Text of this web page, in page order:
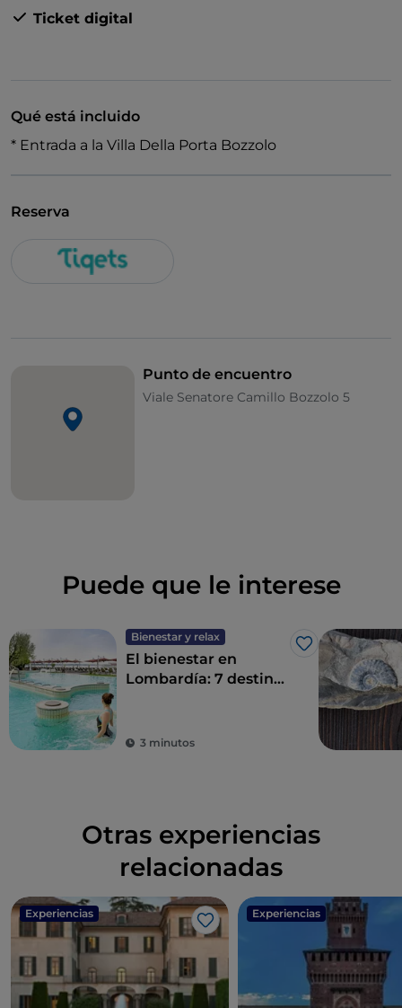
con este fascinante tour guiado y ve bonitas fuentes,
Ticket digital
Qué está incluido
* Entrada a la Villa Della Porta Bozzolo
Reserva
Punto de encuentro
Viale Senatore Camillo Bozzolo 5
Puede que le interese
Bienestar y relax
Me gusta
El bienestar en
Lombardía: 7 destinos
3 minutos
Otras experiencias
relacionadas
Experiencias
Me gusta
Experiencias